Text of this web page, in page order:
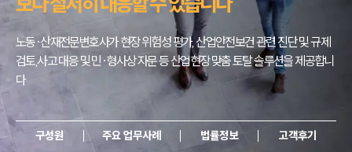
노동·산재전문변호사가 현장 위험성 평가, 산업안전보건 관련 진단 및 규제
검토,사고 대응 및 민·형사상 자문 등 산업현장 맞춤 토탈 솔루션을 제공합니
다
구성원 주요 업무사례 법률정보 고객후기